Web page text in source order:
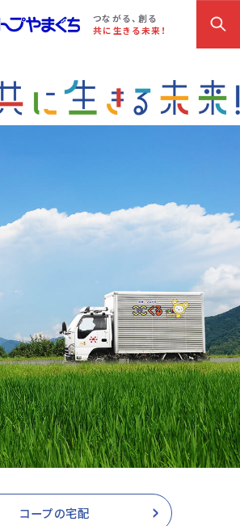
つながる、創る
共に生きる未来！
・サービス こだわり商品 参加・イベント情報
コープの宅配